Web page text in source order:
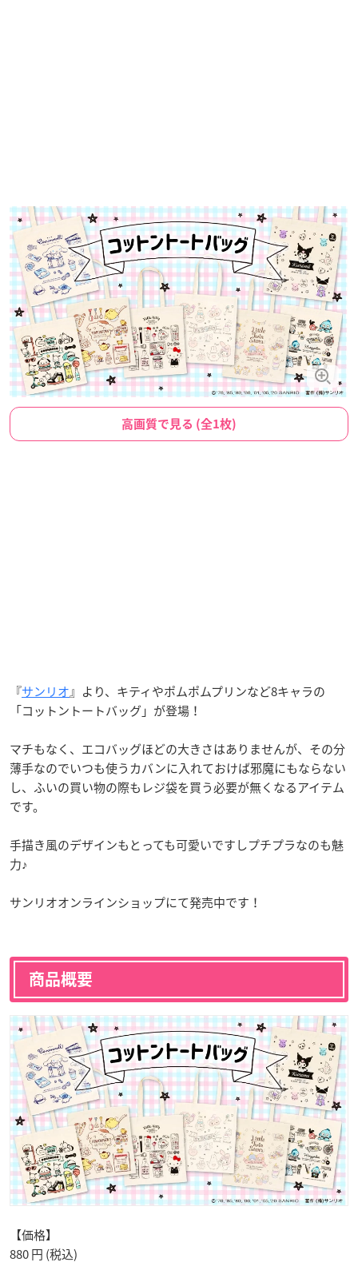
高画質で見る (全1枚)
『サンリオ』より、キティやポムポムプリンなど8キャラの
「コットントートバッグ」が登場！
マチもなく、エコバッグほどの大きさはありませんが、その分
薄手なのでいつも使うカバンに入れておけば邪魔にもならない
し、ふいの買い物の際もレジ袋を買う必要が無くなるアイテム
です。
手描き風のデザインもとっても可愛いですしプチプラなのも魅
力♪
サンリオオンラインショップにて発売中です！
商品概要
【価格】
880 円 (税込)